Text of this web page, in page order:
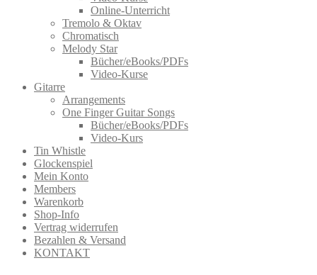
Online-Unterricht
Tremolo & Oktav
Chromatisch
Melody Star
Bücher/eBooks/PDFs
Video-Kurse
Gitarre
Arrangements
One Finger Guitar Songs
Bücher/eBooks/PDFs
Video-Kurs
Tin Whistle
Glockenspiel
Mein Konto
Members
Warenkorb
Shop-Info
Vertrag widerrufen
Bezahlen & Versand
KONTAKT